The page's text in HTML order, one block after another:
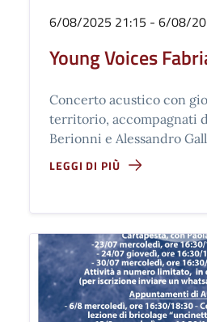
6/08/2025 21:15 - 6/08/
Young Voices
Concerto acustico con
territorio, accompagnati
Berionni e Alessandro
LEGGI DI PIÙ